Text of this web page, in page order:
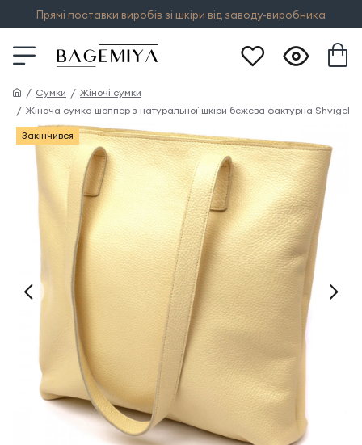
Прямі поставки виробів зі шкіри від заводу-виробника
Сумки
Жіночі сумки
Жіноча сумка шоппер з натуральної шкіри бежева фактурна Shvigel
Закінчився